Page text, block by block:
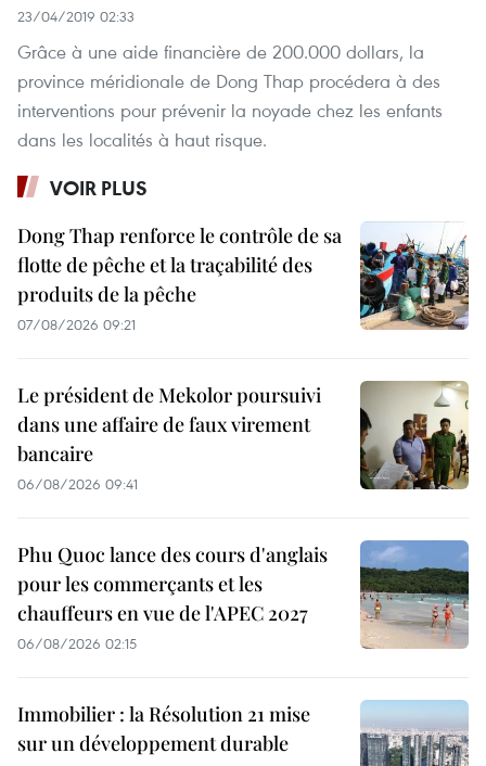
23/04/2019 02:33
Grâce à une aide financière de 200.000 dollars, la
province méridionale de Dong Thap procédera à des
interventions pour prévenir la noyade chez les enfants
dans les localités à haut risque.
VOIR PLUS
Dong Thap renforce le contrôle de sa
flotte de pêche et la traçabilité des
produits de la pêche
07/08/2026 09:21
Le président de Mekolor poursuivi
dans une affaire de faux virement
bancaire
06/08/2026 09:41
Phu Quoc lance des cours d'anglais
pour les commerçants et les
chauffeurs en vue de l'APEC 2027
06/08/2026 02:15
Immobilier : la Résolution 21 mise
sur un développement durable